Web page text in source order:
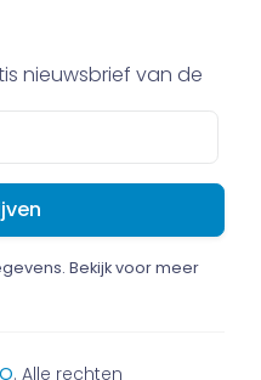
nieuwsbrief van de
Bekijk voor meer
. Alle rechten